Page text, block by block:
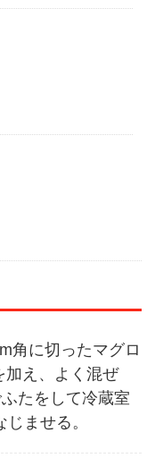
角に切ったマグロ
加え、よく混ぜ
たをして冷蔵室
ませる。